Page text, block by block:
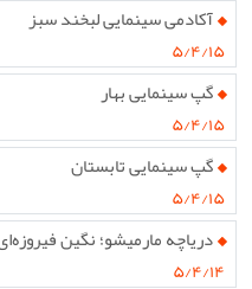
آکادمی سینمایی لبخند سبز
۵/۴/۱۵
گپ سینمایی بهار
۵/۴/۱۵
گپ سینمایی تابستان
۵/۴/۱۵
دریاچه مارمیشو؛ نگین
۵/۴/۱۴